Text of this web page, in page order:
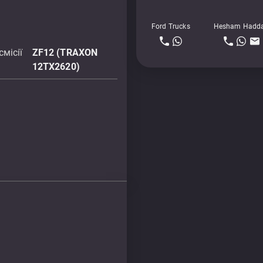
ZF12 (TRAXON
12TX2620)
Ford Trucks Hesham